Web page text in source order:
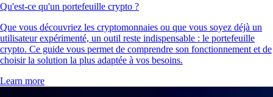
Qu'est-ce qu'un portefeuille crypto ?
Que vous découvriez les cryptomonnaies ou que vous soyez déjà un
utilisateur expérimenté, un outil reste indispensable : le portefeuille
crypto. Ce guide vous permet de comprendre son fonctionnement et de
choisir la solution la plus adaptée à vos besoins.
Learn more